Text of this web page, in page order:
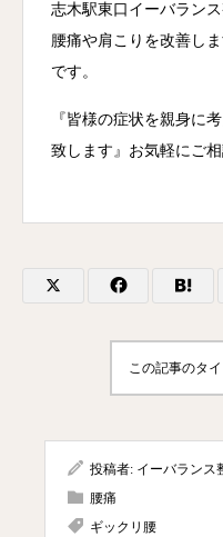
志木駅東口イーバラン
腰痛や肩こりを改善し
です。
『皆様の症状を親身に
致します』お気軽にご相
この記事のタ
投稿者: イーバランス
腰痛
ギックリ腰